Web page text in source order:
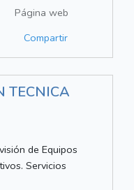
Página web
Compartir
TECNICA
de Equipos
Servicios